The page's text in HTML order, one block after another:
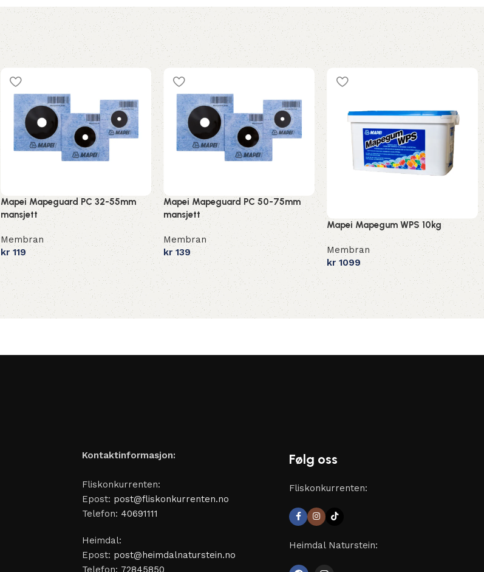
Mapei Mapeguard PC 32-55mm
mansjett
Membran
kr119
Mapei Mapeguard PC 50-75mm
mansjett
Membran
kr 139
Mapei Mapegum WPS 10kg
Membran
kr1099
Kontaktinformasjon:
Fliskonkurrenten:
Epost: post@fliskonkurrenten.no
Telefon: 40691111
Heimdal:
Epost: post@heimdalnaturstein.no
Telefon: 72845850
Følg oss
Fliskonkurrenten:
Heimdal Naturstein: